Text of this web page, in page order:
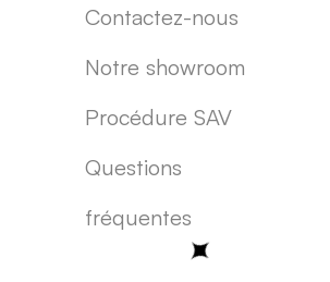
Contactez-nous
Notre showroom
Procédure SAV
Questions
fréquentes